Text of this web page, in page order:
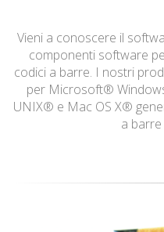
Vieni a conoscere il
componenti software
codici a barre. I nostri
per Microsoft®
UNIX® e Mac OS X®
a